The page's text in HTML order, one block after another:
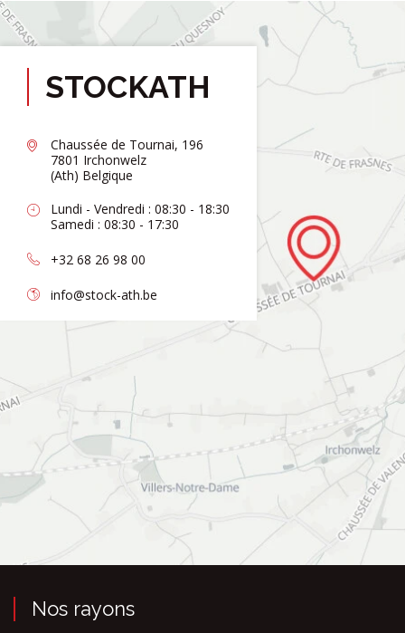
STOCKATH
Chaussée de Tournai, 196
7801 Irchonwelz
(Ath) Belgique
Lundi - Vendredi : 08:30 - 18:30
Samedi : 08:30 - 17:30
+32 68 26 98 00
info@stock-ath.be
Nos rayons